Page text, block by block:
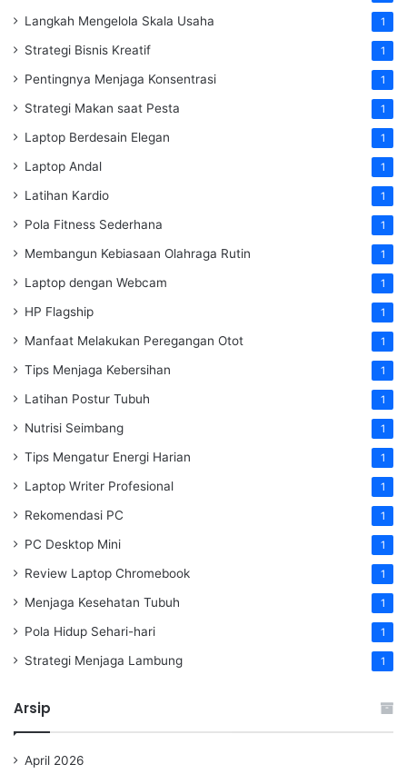
Langkah Mengelola Skala Usaha 1
Strategi Bisnis Kreatif 1
Pentingnya Menjaga Konsentrasi 1
Strategi Makan saat Pesta 1
Laptop Berdesain Elegan 1
Laptop Andal 1
Latihan Kardio 1
Pola Fitness Sederhana 1
Membangun Kebiasaan Olahraga Rutin 1
Laptop dengan Webcam 1
HP Flagship 1
Manfaat Melakukan Peregangan Otot 1
Tips Menjaga Kebersihan 1
Latihan Postur Tubuh 1
Nutrisi Seimbang 1
Tips Mengatur Energi Harian 1
Laptop Writer Profesional 1
Rekomendasi PC 1
PC Desktop Mini 1
Review Laptop Chromebook 1
Menjaga Kesehatan Tubuh 1
Pola Hidup Sehari-hari 1
Strategi Menjaga Lambung 1
Arsip
April 2026